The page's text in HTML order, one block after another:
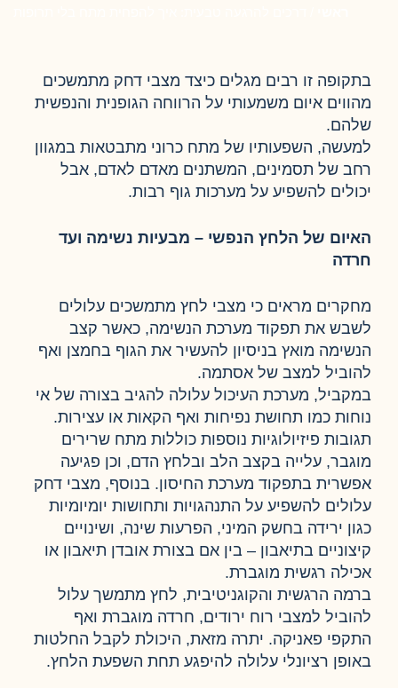
בתקופה זו רבים מגלים כיצד מצבי דחק מתמשכים
מהווים איום משמעותי על הרווחה הגופנית והנפשית
שלהם.
למעשה, השפעותיו של מתח כרוני מתבטאות במגוון
רחב של תסמינים, המשתנים מאדם לאדם, אבל
יכולים להשפיע על מערכות גוף רבות.
האיום של הלחץ הנפשי – מבעיות נשימה ועד
חרדה
מחקרים מראים כי מצבי לחץ מתמשכים עלולים
לשבש את תפקוד מערכת הנשימה, כאשר קצב
הנשימה מואץ בניסיון להעשיר את הגוף בחמצן ואף
להוביל למצב של אסתמה.
במקביל, מערכת העיכול עלולה להגיב בצורה של אי
נוחות כמו תחושת נפיחות ואף הקאות או עצירות.
תגובות פיזיולוגיות נוספות כוללות מתח שרירים
מוגבר, עלייה בקצב הלב ובלחץ הדם, וכן פגיעה
אפשרית בתפקוד מערכת החיסון. בנוסף, מצבי דחק
עלולים להשפיע על התנהגויות ותחושות יומיומיות
כגון ירידה בחשק המיני, הפרעות שינה, ושינויים
קיצוניים בתיאבון – בין אם בצורת אובדן תיאבון או
אכילה רגשית מוגברת.
ברמה הרגשית והקוגניטיבית, לחץ מתמשך עלול
להוביל למצבי רוח ירודים, חרדה מוגברת ואף
התקפי פאניקה. יתרה מזאת, היכולת לקבל החלטות
באופן רציונלי עלולה להיפגע תחת השפעת הלחץ.